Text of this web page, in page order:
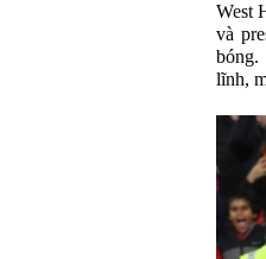
West
và
lĩnh,